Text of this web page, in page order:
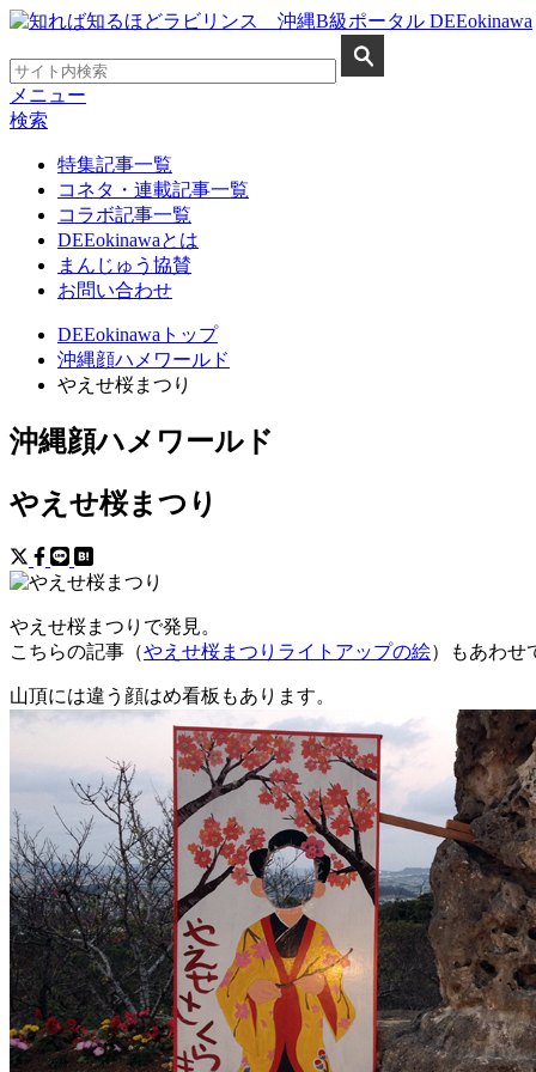
メニュー
検索
特集記事一覧
コネタ・連載記事一覧
コラボ記事一覧
DEEokinawaとは
まんじゅう協賛
お問い合わせ
DEEokinawaトップ
沖縄顔ハメワールド
やえせ桜まつり
沖縄顔ハメワールド
やえせ桜まつり
やえせ桜まつりで発見。
こちらの記事（やえせ桜まつりライトアップの絵）もあわせ
山頂には違う顔はめ看板もあります。